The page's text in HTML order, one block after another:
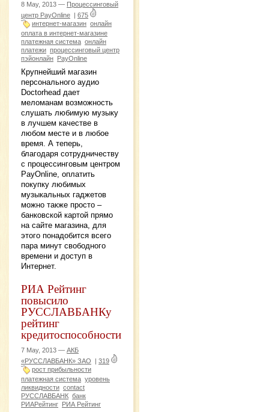
8 May, 2013 — Процессинговый
центр PayOnline
675
интернет-магазин онлайн
оплата в интернет-магазине
платежная система онлайн
платежи процессинговый центр
пэйонлайн
PayOnline
Крупнейший магазин
персонального аудио
Doctorhead дает
меломанам возможность
слушать любимую музыку
в лучшем качестве в
любом месте и в любое
время. А теперь,
благодаря сотрудничеству
с процессинговым центром
PayOnline, оплатить
покупку любимых
музыкальных гаджетов
можно также просто –
банковской картой прямо
на сайте магазина, для
этого понадобится всего
пара минут свободного
времени и доступ в
Интернет.
РИА Рейтинг
повысило
РУССЛАВБАНКу
рейтинг
кредитоспособности
7 May, 2013 — АКБ
«РУССЛАВБАНК» ЗАО | 319
рост прибыльности
платежная система уровень
ликвидности contact
РУССЛАВБАНК банк
РИАРейтинг РИА Рейтинг